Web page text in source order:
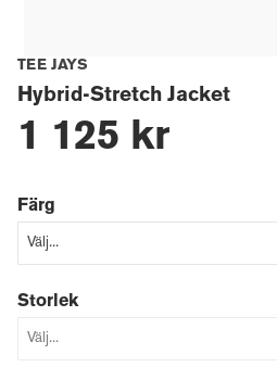
TEE JAYS
Hybrid-Stretch Jacket
1 125 kr
Färg
Storlek